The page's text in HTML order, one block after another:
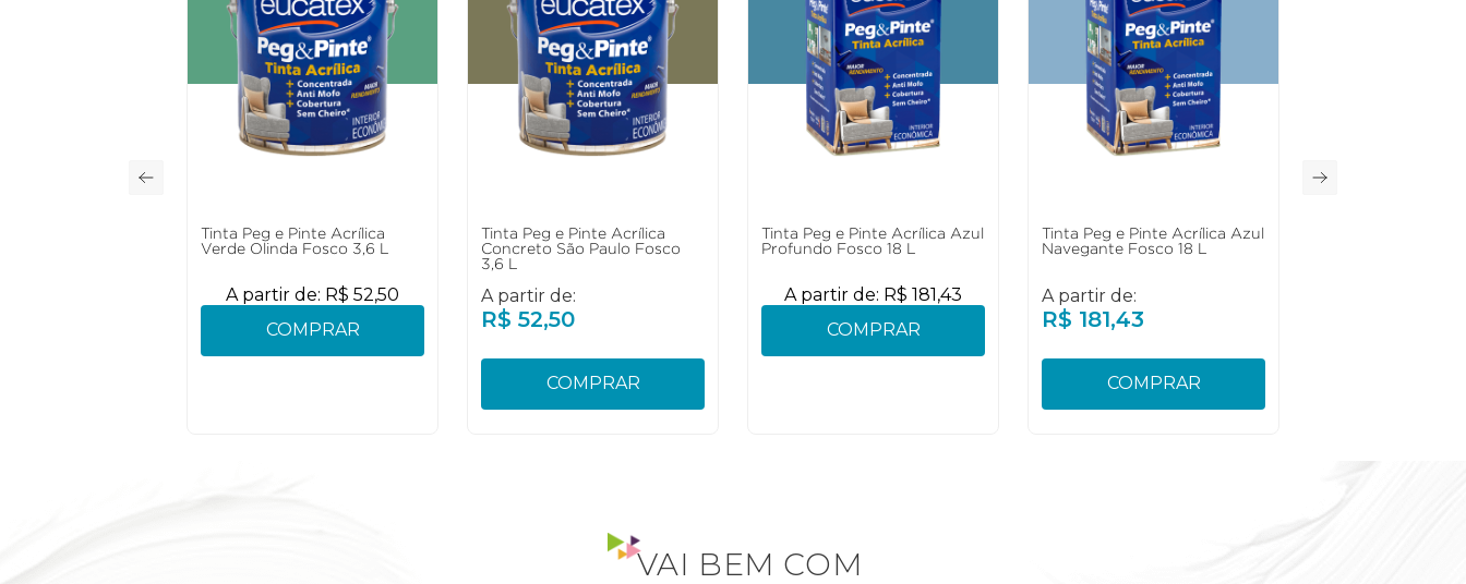
Tinta Peg e Pinte Acrílica
Verde Olinda Fosco 3,6 L
A partir de: R$ 52,50
COMPRAR
Tinta Peg e Pinte Acrílica
Concreto São Paulo Fosco
3,6 L
A partir de:
R$ 52,50
COMPRAR
Tinta Peg e Pinte Acrílica Azul
Profundo Fosco 18 L
A partir de: R$ 181,43
COMPRAR
Tinta Peg e Pinte Acrílica Azul
Navegante Fosco 18 L
A partir de:
R$ 181,43
COMPRAR
VAI BEM COM